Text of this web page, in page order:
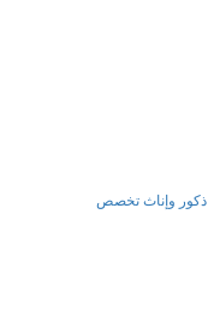
ذكور وإناث تخصص